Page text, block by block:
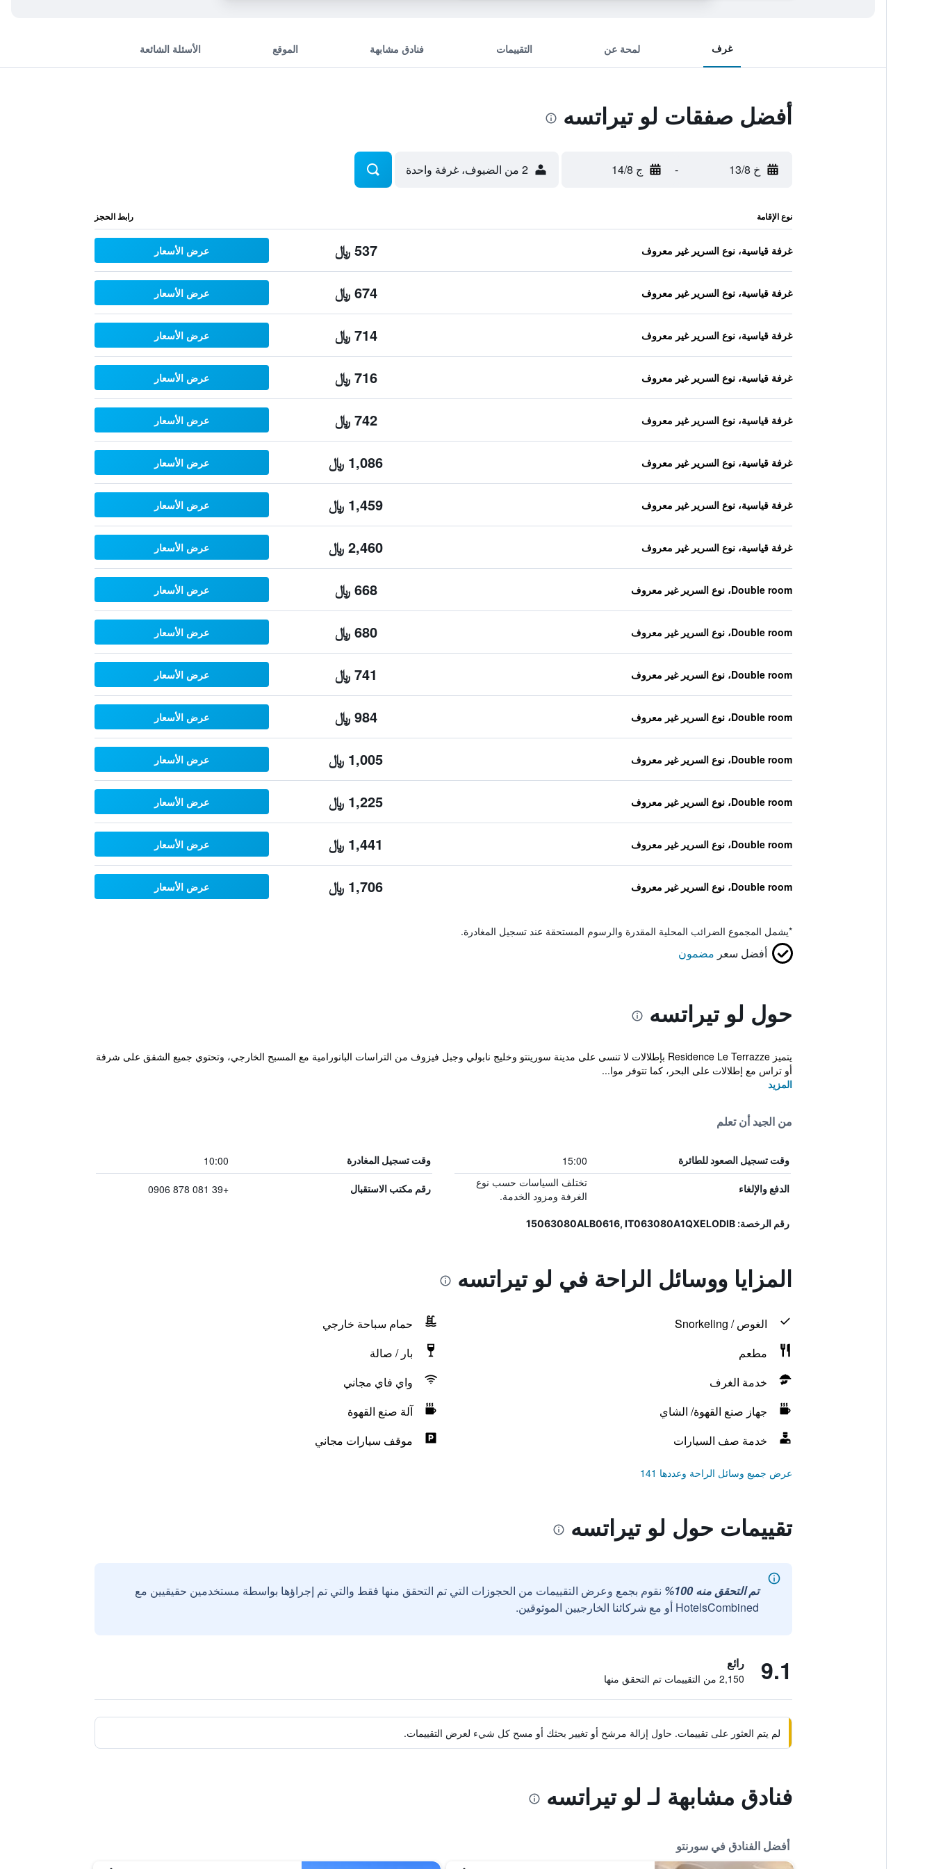
غرف لمحة عن التقييمات فنادق مشابهة الموقع الأسئلة الشائعة
أفضل صفقات لو تيراتسه
خ 13/8 - ج 14/8 2 من الضيوف، غرفة واحدة
نوع الإقامة رابط الحجز
غرفة قياسية، نوع السرير غير معروف 537 ﷼ عرض الأسعار
غرفة قياسية، نوع السرير غير معروف 674 ﷼ عرض الأسعار
غرفة قياسية، نوع السرير غير معروف 714 ﷼ عرض الأسعار
غرفة قياسية، نوع السرير غير معروف 716 ﷼ عرض الأسعار
غرفة قياسية، نوع السرير غير معروف 742 ﷼ عرض الأسعار
غرفة قياسية، نوع السرير غير معروف 1,086 ﷼ عرض الأسعار
غرفة قياسية، نوع السرير غير معروف 1,459 ﷼ عرض الأسعار
غرفة قياسية، نوع السرير غير معروف 2,460 ﷼ عرض الأسعار
Double room، نوع السرير غير معروف 668 ﷼ عرض الأسعار
Double room، نوع السرير غير معروف 680 ﷼ عرض الأسعار
Double room، نوع السرير غير معروف 741 ﷼ عرض الأسعار
Double room، نوع السرير غير معروف 984 ﷼ عرض الأسعار
Double room، نوع السرير غير معروف 1,005 ﷼ عرض الأسعار
Double room، نوع السرير غير معروف 1,225 ﷼ عرض الأسعار
Double room، نوع السرير غير معروف 1,441 ﷼ عرض الأسعار
Double room، نوع السرير غير معروف 1,706 ﷼ عرض الأسعار
*يشمل المجموع الضرائب المحلية المقدرة والرسوم المستحقة عند تسجيل المغادرة.
أفضل سعر مضمون
حول لو تيراتسه
يتميز Residence Le Terrazze بإطلالات لا تنسى على مدينة سورينتو وخليج نابولي وجبل فيزوف من التراسات البانورامية مع المسبح الخارجي، وتحتوي جميع الشقق على شرفة
أو تراس مع إطلالات على البحر، كما تتوفر موا...
المزيد
من الجيد أن تعلم
وقت تسجيل الصعود للطائرة 15:00 وقت تسجيل المغادرة 10:00
الدفع والإلغاء
تختلف السياسات حسب نوع
الغرفة ومزود الخدمة.
رقم مكتب الاستقبال +39 081 878 0906
رقم الرخصة: 15063080ALB0616, IT063080A1QXELODIB
المزايا ووسائل الراحة في لو تيراتسه
الغوص / Snorkeling
حمام سباحة خارجي
مطعم
بار / صالة
خدمة الغرف
واي فاي مجاني
جهاز صنع القهوة/ الشاي
آلة صنع القهوة
خدمة صف السيارات
موقف سيارات مجاني
عرض جميع وسائل الراحة وعددها 141
تقييمات حول لو تيراتسه
تم التحقق منه 100%
نقوم بجمع وعرض التقييمات من الحجوزات التي تم التحقق منها فقط والتي تم إجراؤها بواسطة مستخدمين حقيقيين مع
HotelsCombined أو مع شركائنا الخارجيين الموثوقين.
9.1 رائع
2,150 من التقييمات تم التحقق منها
لم يتم العثور على تقييمات. حاول إزالة مرشح أو تغيير بحثك أو مسح كل شيء لعرض التقييمات.
فنادق مشابهة لـ لو تيراتسه
أفضل الفنادق في سورنتو